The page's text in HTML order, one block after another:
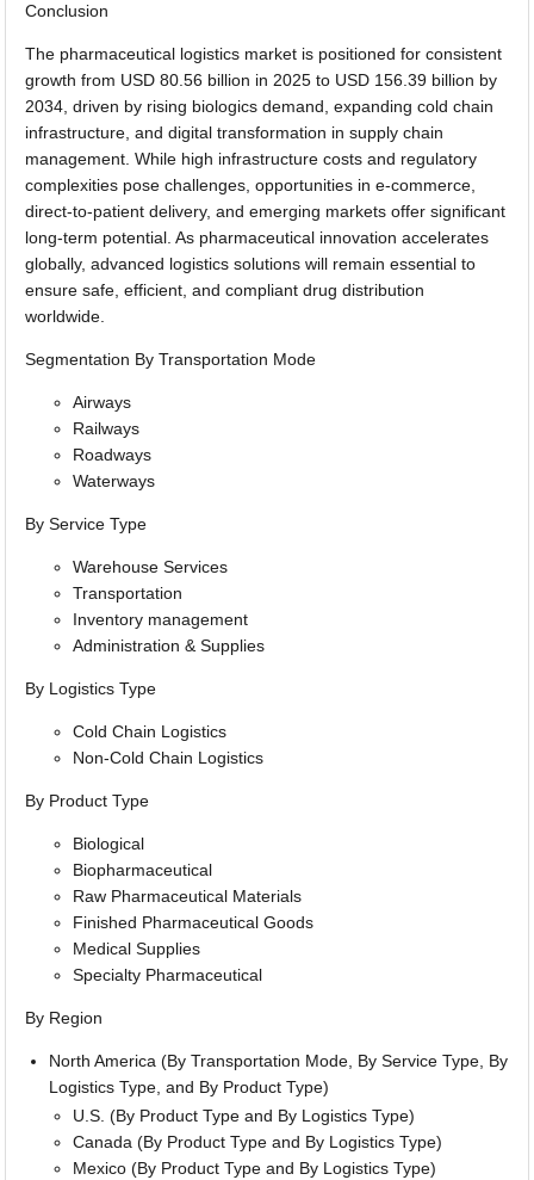
Conclusion
The pharmaceutical logistics market is positioned for consistent
growth from USD 80.56 billion in 2025 to USD 156.39 billion by
2034, driven by rising biologics demand, expanding cold chain
infrastructure, and digital transformation in supply chain
management. While high infrastructure costs and regulatory
complexities pose challenges, opportunities in e-commerce,
direct-to-patient delivery, and emerging markets offer significant
long-term potential. As pharmaceutical innovation accelerates
globally, advanced logistics solutions will remain essential to
ensure safe, efficient, and compliant drug distribution
worldwide.
Segmentation By Transportation Mode
Airways
Railways
Roadways
Waterways
By Service Type
Warehouse Services
Transportation
Inventory management
Administration & Supplies
By Logistics Type
Cold Chain Logistics
Non-Cold Chain Logistics
By Product Type
Biological
Biopharmaceutical
Raw Pharmaceutical Materials
Finished Pharmaceutical Goods
Medical Supplies
Specialty Pharmaceutical
By Region
North America (By Transportation Mode, By Service Type, By
Logistics Type, and By Product Type)
U.S. (By Product Type and By Logistics Type)
Canada (By Product Type and By Logistics Type)
Mexico (By Product Type and By Logistics Type)